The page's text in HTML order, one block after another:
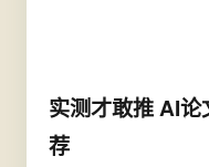
实测才敢推 AI
荐